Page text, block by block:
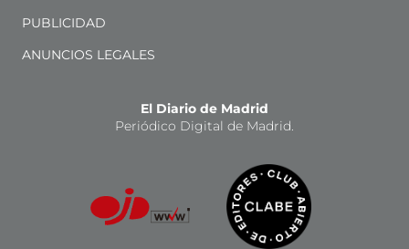
PUBLICIDAD
ANUNCIOS LEGALES
El Diario de Madrid
Periódico Digital de Madrid.